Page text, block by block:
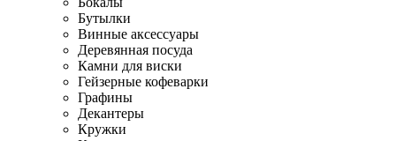
Бутылки
Винные аксессуары
Деревянная посуда
Камни для виски
Гейзерные кофеварки
Графины
Декантеры
Кружки